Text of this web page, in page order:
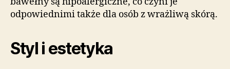
odpowiednimi także dla osób z wrażliwą skórą.
Styl i estetyka